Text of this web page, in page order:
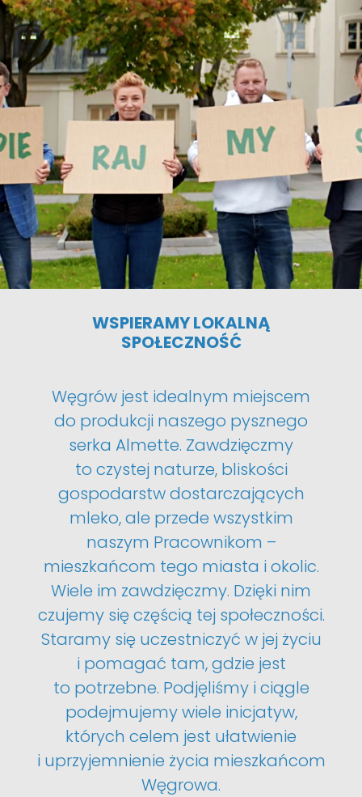
WSPIERAMY LOKALNĄ
SPOŁECZNOŚĆ
Węgrów jest idealnym miejscem
do produkcji naszego pysznego
serka Almette. Zawdzięczmy
to czystej naturze, bliskości
gospodarstw dostarczających
mleko, ale przede wszystkim
naszym Pracownikom –
mieszkańcom tego miasta i okolic.
Wiele im zawdzięczmy. Dzięki nim
czujemy się częścią tej społeczności.
Staramy się uczestniczyć w jej życiu
i pomagać tam, gdzie jest
to potrzebne. Podjęliśmy i ciągle
podejmujemy wiele inicjatyw,
których celem jest ułatwienie
i uprzyjemnienie życia mieszkańcom
Węgrowa.